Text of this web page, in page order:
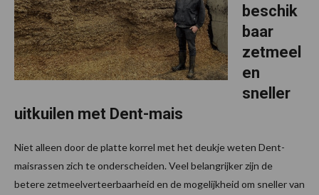
beschik
baar
zetmeel
en
sneller
uitkuilen met Dent-mais
Niet alleen door de platte korrel met het deukje weten Dent-
maisrassen zich te onderscheiden. Veel belangrijker zijn de
betere zetmeelverteerbaarheid en de mogelijkheid om sneller van